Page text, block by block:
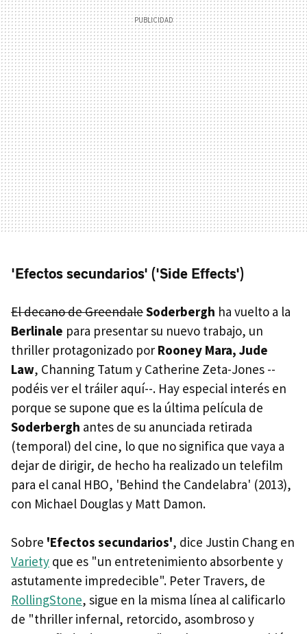
'Efectos secundarios' ('Side Effects')
El decano de GreendaleSoderbergh ha vuelto a la
Berlinale para presentar su nuevo trabajo, un
thriller protagonizado por Rooney Mara, Jude
Law, Channing Tatum y Catherine Zeta-Jones --
podéis ver el tráiler aquí--. Hay especial interés en
porque se supone que es la última película de
Soderbergh antes de su anunciada retirada
(temporal) del cine, lo que no significa que vaya a
dejar de dirigir, de hecho ha realizado un telefilm
para el canal HBO, 'Behind the Candelabra' (2013),
con Michael Douglas y Matt Damon.
Sobre 'Efectos secundarios', dice Justin Chang en
Variety que es "un entretenimiento absorbente y
astutamente impredecible". Peter Travers, de
RollingStone, sigue en la misma línea al calificarlo
de "thriller infernal, retorcido, asombroso y